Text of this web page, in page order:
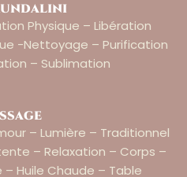
Physique – Libération
-nettoyage – Purification
– Sublimation
– Lumière – Traditionnel
– Relaxation – Corps –
– Huile Chaude – Table